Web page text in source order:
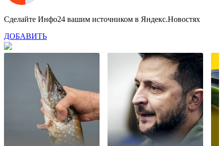
Сделайте Инфо24 вашим источником в Яндекс.Новостях
ДОБАВИТЬ